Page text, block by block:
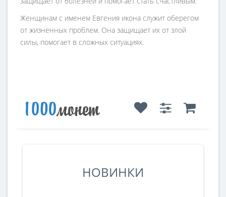
Женщинам с именем Евгения икона служит оберегом
от жизненных проблем. Она защищает их от злой
силы, помогает в сложных ситуациях.
НОВИНКИ